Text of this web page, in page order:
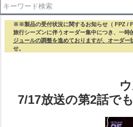
※※製品の受付状況に関するお知らせ（ FPZ /
旅行シーズンに伴うオーダー集中につき、一時
ジュールの調整を進めておりますが、オーダ
せ。
7/17放送の第2話で